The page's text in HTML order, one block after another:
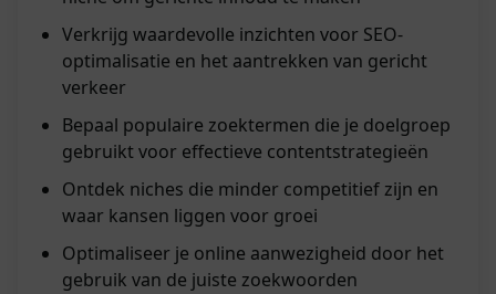
Verkrijg waardevolle inzichten voor SEO-
optimalisatie en het aantrekken van gericht
verkeer
Bepaal populaire zoektermen die je doelgroep
gebruikt voor effectieve contentstrategieën
Ontdek niches die minder competitief zijn en
waar kansen liggen voor groei
Optimaliseer je online aanwezigheid door het
gebruik van de juiste zoekwoorden